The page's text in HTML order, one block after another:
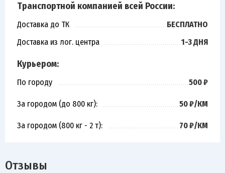
Транспортной компанией всей России:
Доставка до ТК
БЕСПЛАТНО
Доставка из лог. центра
1-3 ДНЯ
Курьером:
По городу 500 ₽
За городом (до 800 кг): 50 ₽/КМ
За городом (800 кг - 2 т): 70 ₽/КМ
Отзывы